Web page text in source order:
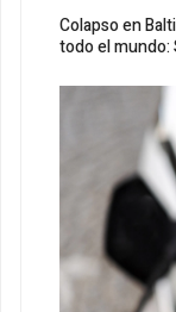
Colapso en
todo el mundo: